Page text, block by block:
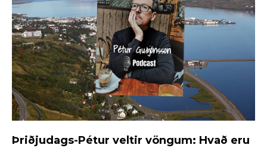
Þriðjudags-Pétur veltir vöngum: Hvað eru